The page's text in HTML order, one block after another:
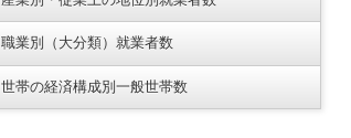
職業別（大分類）就業者数
世帯の経済構成別一般世帯数